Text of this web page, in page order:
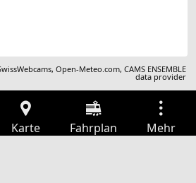
,Open-Meteo.com,CAMS ENSEMBLE
data provider
Karte Fahrplan Mehr